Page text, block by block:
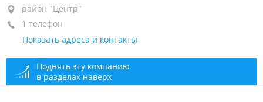
район "Центр", ул. Фонтанная, 53
1-й этаж, оф. 104
+7 (423) 240-44-23
закрыто, откроется в 09:00
Приём звонков круглосуточно
район "Центр"
1 телефон
Показать адреса и контакты
Поднять эту компанию
в разделах наверх